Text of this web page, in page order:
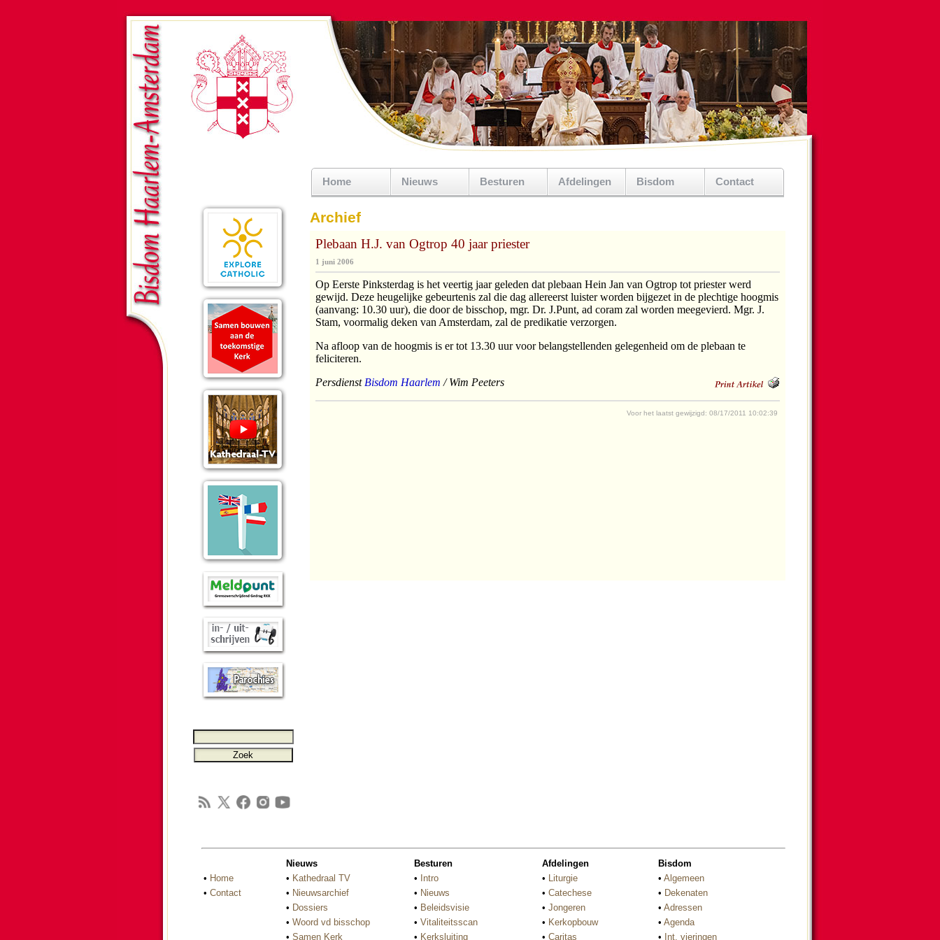
Home Nieuws Besturen Afdelingen Bisdom Contact
Archief
• Home
• Contact
Nieuws
• Kathedraal TV
• Nieuwsarchief
• Dossiers
• Woord vd bisschop
• Samen Kerk
Besturen
• Intro
• Nieuws
• Beleidsvisie
• Vitaliteitsscan
• Kerksluiting
Afdelingen
• Liturgie
• Catechese
• Jongeren
• Kerkopbouw
• Caritas
Bisdom
• Algemeen
• Dekenaten
• Adressen
• Agenda
• Int. vieringen